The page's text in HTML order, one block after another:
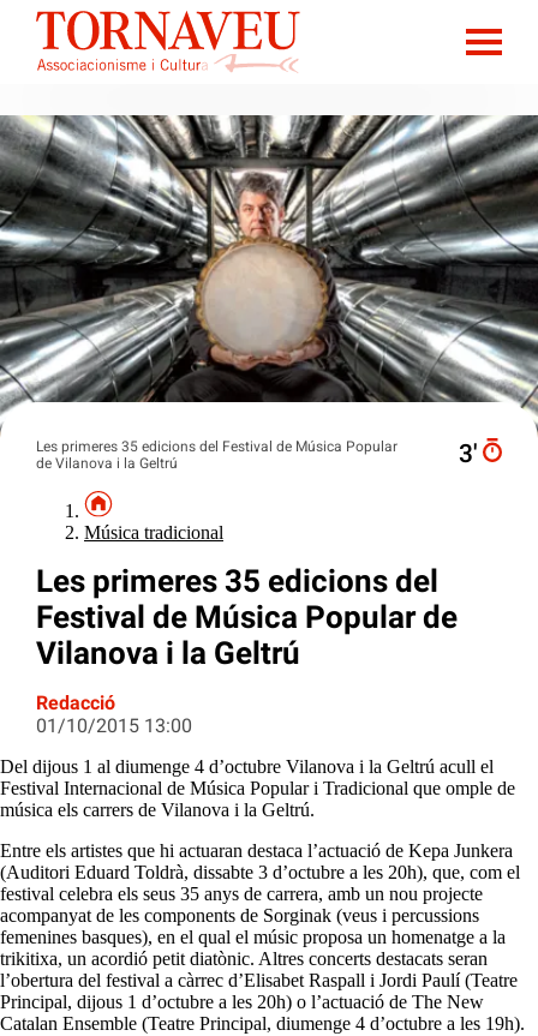
Les primeres 35 edicions del Festival de Música Popular
de Vilanova i la Geltrú
3′
Música tradicional
Les primeres 35 edicions del
Festival de Música Popular de
Vilanova i la Geltrú
Redacció
01/10/2015 13:00
Del dijous 1 al diumenge 4 d’octubre Vilanova i la Geltrú acull el
Festival Internacional de Música Popular i Tradicional que omple de
música els carrers de Vilanova i la Geltrú.
Entre els artistes que hi actuaran destaca l’actuació de Kepa Junkera
(Auditori Eduard Toldrà, dissabte 3 d’octubre a les 20h), que, com el
festival celebra els seus 35 anys de carrera, amb un nou projecte
acompanyat de les components de Sorginak (veus i percussions
femenines basques), en el qual el músic proposa un homenatge a la
trikitixa, un acordió petit diatònic. Altres concerts destacats seran
l’obertura del festival a càrrec d’Elisabet Raspall i Jordi Paulí (Teatre
Principal, dijous 1 d’octubre a les 20h) o l’actuació de The New
Catalan Ensemble (Teatre Principal, diumenge 4 d’octubre a les 19h).